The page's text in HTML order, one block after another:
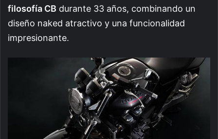
filosofía CB durante 33 años, combinando un
diseño naked atractivo y una funcionalidad
impresionante.